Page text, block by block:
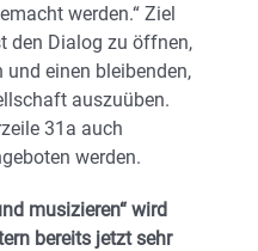
werden.“ Ziel
den Dialog zu öffnen,
einen bleibenden,
auszuüben.
31a auch
werden.
musizieren“ wird
bereits jetzt sehr